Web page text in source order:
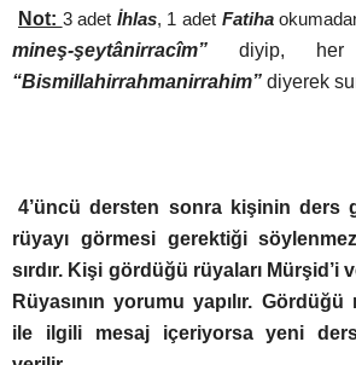
Not: 3 adet İhlas, 1 adet Fatiha
mineş-şeytânirracîm” diyip, her
“Bismillahirrahmanirrahim” diyerek
4’üncü dersten sonra kişinin ders
rüyayı görmesi gerektiği
sırdır. Kişi gördüğü rüyaları Mürşid’i
Rüyasının yorumu yapılır.
ile ilgili mesaj içeriyorsa yeni